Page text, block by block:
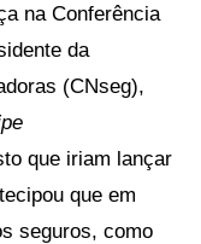
na Conferência
da
(CNseg),
que iriam lançar
que em
seguros, como